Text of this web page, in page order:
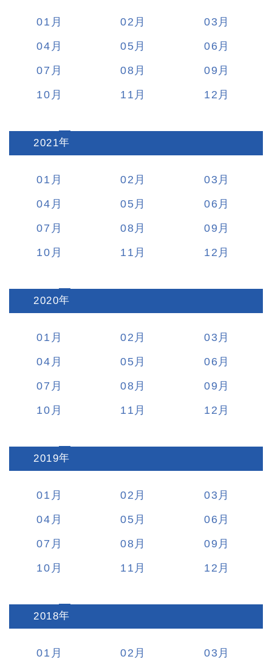
01 02
03
04
05
06
07
08
09
10
11 12
2021:
01 02
03
04
05
06
07
08
09
10
11 12
2020:
01 02
03
04
05
06
07
08
09
10
11 12
2019:
01 02
03
04
05
06
07
08
09
10
11 12
2018:
01 02
03